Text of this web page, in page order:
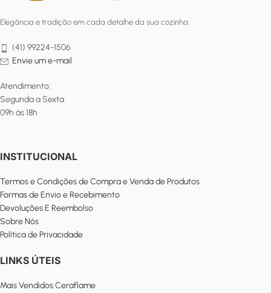
Elegância e tradição em cada detalhe da sua cozinha.
(41) 99224-1506
Envie um e-mail
Atendimento:
Segunda a Sexta
09h às 18h
INSTITUCIONAL
Termos e Condições de Compra e Venda de Produtos
Formas de Envio e Recebimento
Devoluções E Reembolso
Sobre Nós
Política de Privacidade
LINKS ÚTEIS
Mais Vendidos Ceraflame